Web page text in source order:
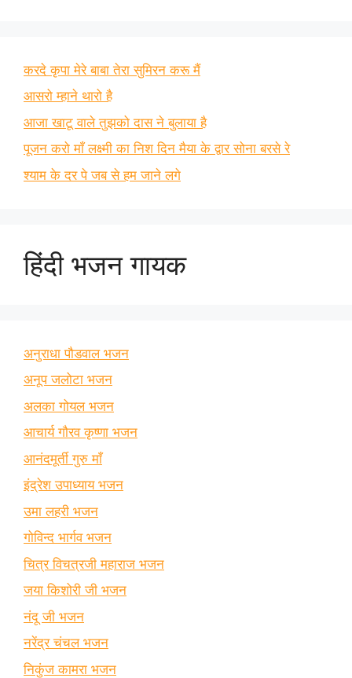
करदे कृपा मेरे बाबा तेरा सुमिरन करू मैं
आसरो म्हाने थारो है
आजा खाटू वाले तुझको दास ने बुलाया है
पूजन करो माँ लक्ष्मी का निश दिन मैया के द्वार सोना बरसे रे
श्याम के दर पे जब से हम जाने लगे
हिंदी भजन गायक
अनुराधा पौडवाल भजन
अनूप जलोटा भजन
अलका गोयल भजन
आचार्य गौरव कृष्णा भजन
आनंदमूर्ती गुरु माँ
इंद्रेश उपाध्याय भजन
उमा लहरी भजन
गोविन्द भार्गव भजन
चित्र विचत्रजी महाराज भजन
जया किशोरी जी भजन
नंदू जी भजन
नरेंद्र चंचल भजन
निकुंज कामरा भजन